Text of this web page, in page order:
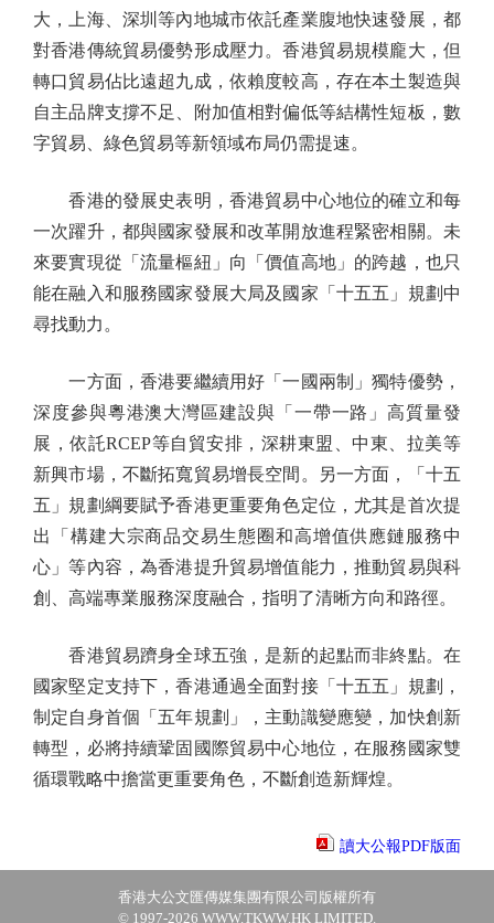
大，上海、深圳等內地城市依託產業腹地快速發展，都
對香港傳統貿易優勢形成壓力。香港貿易規模龐大，但
轉口貿易佔比遠超九成，依賴度較高，存在本土製造與
自主品牌支撐不足、附加值相對偏低等結構性短板，數
字貿易、綠色貿易等新領域布局仍需提速。
香港的發展史表明，香港貿易中心地位的確立和每
一次躍升，都與國家發展和改革開放進程緊密相關。未
來要實現從「流量樞紐」向「價值高地」的跨越，也只
能在融入和服務國家發展大局及國家「十五五」規劃中
尋找動力。
一方面，香港要繼續用好「一國兩制」獨特優勢，
深度參與粵港澳大灣區建設與「一帶一路」高質量發
展，依託RCEP等自貿安排，深耕東盟、中東、拉美等
新興市場，不斷拓寬貿易增長空間。另一方面，「十五
五」規劃綱要賦予香港更重要角色定位，尤其是首次提
出「構建大宗商品交易生態圈和高增值供應鏈服務中
心」等內容，為香港提升貿易增值能力，推動貿易與科
創、高端專業服務深度融合，指明了清晰方向和路徑。
香港貿易躋身全球五強，是新的起點而非終點。在
國家堅定支持下，香港通過全面對接「十五五」規劃，
制定自身首個「五年規劃」，主動識變應變，加快創新
轉型，必將持續鞏固國際貿易中心地位，在服務國家雙
循環戰略中擔當更重要角色，不斷創造新輝煌。
讀大公報PDF版面
香港大公文匯傳媒集團有限公司版權所有
© 1997-2026 WWW.TKWW.HK LIMITED.